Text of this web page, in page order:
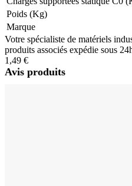
Poids (Kg)
Marque
Votre spécialiste de matériels
produits associés expédie sous
1,49 €
Avis produits